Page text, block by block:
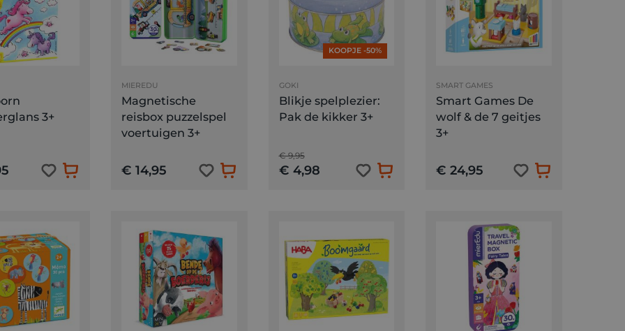
3+
MIEREDU
Magnetische
reisbox puzzelspel
voertuigen 3+
€ 14,95
KOOPJE -50%
GOKI
Blikje spelplezier:
Pak de kikker 3+
€ 9,95
€ 4,98
SMART GAMES
Smart Games De
wolf & de 7 geitjes
3+
€ 24,95